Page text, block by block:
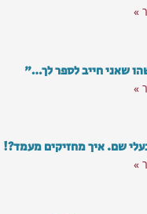
»
שאני חייב לספר לך…"
»
שם. איך מחזיקים מעמד?!
»